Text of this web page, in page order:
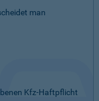
man
Kfz-Haftpflicht